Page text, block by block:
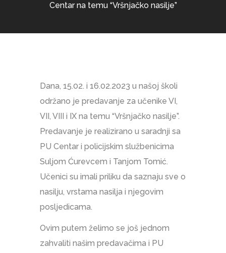
Centar na temu “Vršnjačko nasilje”
Dana, 15.02. i 16.02.2023 u našoj školi
održano je predavanje za učenike VI,
VII, VIII i IX na temu “Vršnjačko nasilje”.
Predavanje je realizirano u saradnji sa
PU Centar i policijskim službenicima
Suljom Ćurevcem i Tanjom Tomić.
Učenici su imali priliku da saznaju sve o
nasilju, vrstama nasilja i njegovim
posljedicama.
Ovim putem želimo se još jednom
zahvaliti našim predavačima i PU